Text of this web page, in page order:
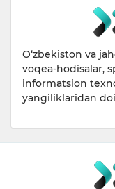
O‘zbekiston va
voqea-hodisalar,
informatsion
yangiliklaridan